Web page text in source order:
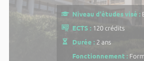
Niveau d'études visé :
ECTS : 120 crédits
Durée : 2 ans
Fonctionnement :